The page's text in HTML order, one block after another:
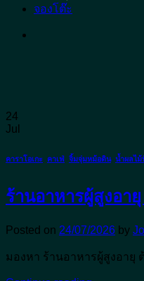
จองโต๊ะ
24
Jul
คาราโอเกะ คาเฟ่ จิ้มจุ่มหม้อดิน, น้ำผลไม้
ร้านอาหารผู้สูงอา
Posted on 24/07/2026 by
มองหา ร้านอาหารผู้สูงอายุ